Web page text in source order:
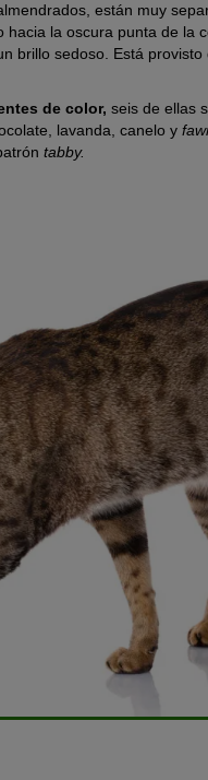
están muy
la oscura punta de la
brillo sedoso. Está
de color, seis de ellas
lavanda, canelo y
tabby.